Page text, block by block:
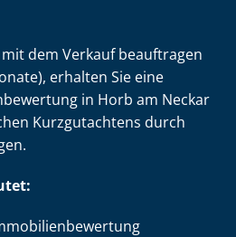
dem Verkauf beauftragen
erhalten Sie eine
in Horb am Neckar
Kurzgutachtens durch